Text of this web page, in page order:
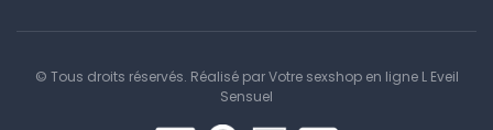
© Tous droits réservés. Réalisé parVotre sexshop en ligne L Eveil
Sensuel